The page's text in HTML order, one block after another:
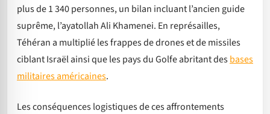
plus de 1 340 personnes, un bilan incluant l’ancien guide
suprême, l’ayatollah Ali Khamenei. En représailles,
Téhéran a multiplié les frappes de drones et de missiles
ciblant Israël ainsi que les pays du Golfe abritant desbases
militaires américaines.
Les conséquences logistiques de ces affrontements